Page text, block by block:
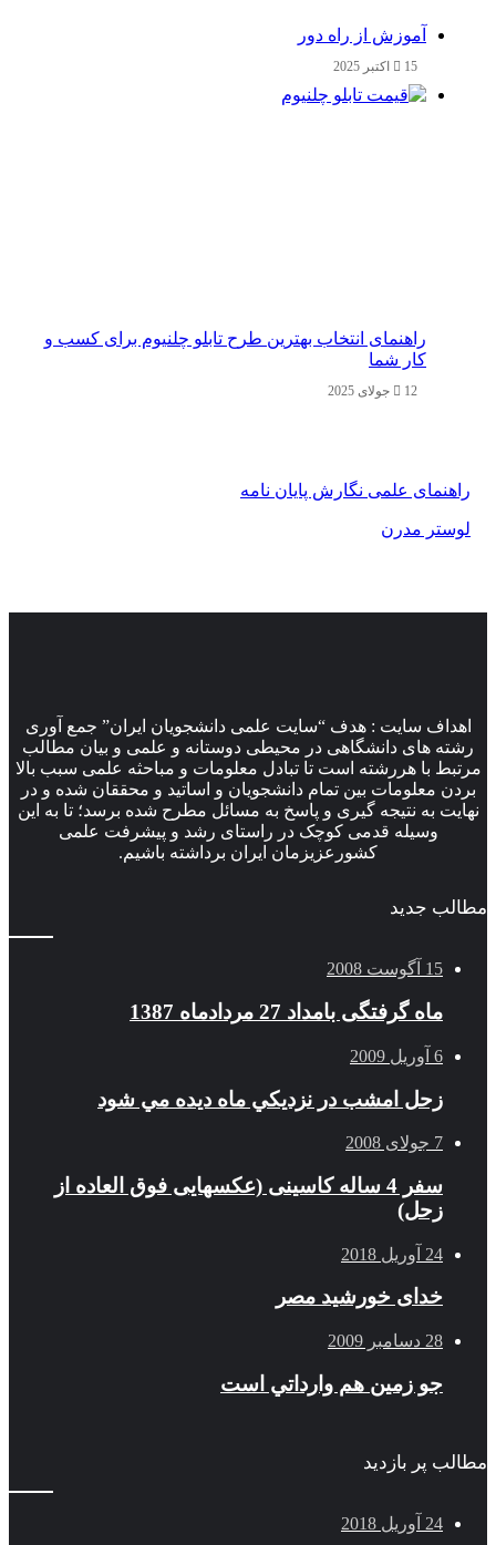
آموزش از راه دور
15 اکتبر 2025
راهنمای انتخاب بهترین طرح تابلو چلنیوم برای کسب و
کار شما
12 جولای 2025
راهنمای علمی نگارش پایان نامه
لوستر مدرن
اهداف سایت : هدف “سایت علمی دانشجویان ایران” جمع آوری
رشته های دانشگاهی در محیطی دوستانه و علمی و بیان مطالب
مرتبط با هررشته است تا تبادل معلومات و مباحثه علمی سبب بالا
بردن معلومات بین تمام دانشجویان و اساتید و محققان شده و در
نهایت به نتیجه گیری و پاسخ به مسائل مطرح شده برسد؛ تا به این
وسیله قدمی کوچک در راستای رشد و پیشرفت علمی
کشورعزیزمان ایران برداشته باشیم.
مطالب جدید
15 آگوست 2008
ماه گرفتگی بامداد 27 مردادماه 1387
6 آوریل 2009
زحل امشب در نزديكي ماه ديده مي شود
7 جولای 2008
سفر 4 ساله کاسینی (عکسهایی فوق العاده از
زحل)
24 آوریل 2018
خدای خورشید مصر
28 دسامبر 2009
جو زمين هم وارداتي است
مطالب پر بازدید
24 آوریل 2018